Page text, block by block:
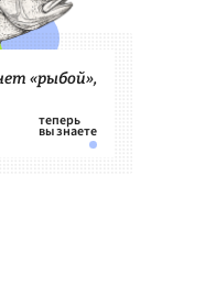
«рыбой»,